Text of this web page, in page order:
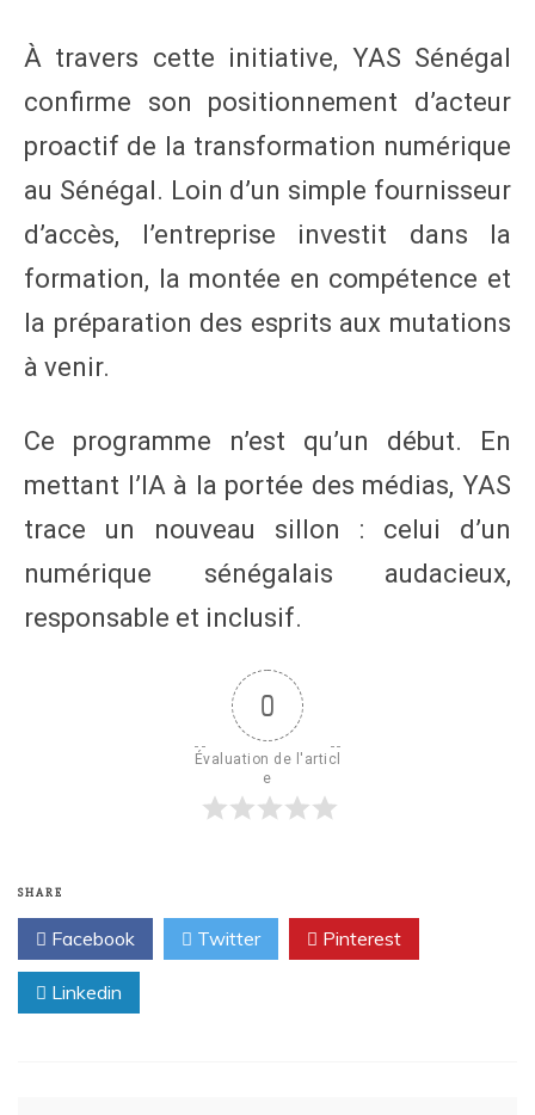
À travers cette initiative, YAS Sénégal
confirme son positionnement d’acteur
proactif de la transformation numérique
au Sénégal. Loin d’un simple fournisseur
d’accès, l’entreprise investit dans la
formation, la montée en compétence et
la préparation des esprits aux mutations
à venir.
Ce programme n’est qu’un début. En
mettant l’IA à la portée des médias, YAS
trace un nouveau sillon : celui d’un
numérique sénégalais audacieux,
responsable et inclusif.
0
Évaluation de l'articl
e
SHARE
Facebook Twitter Pinterest
Linkedin